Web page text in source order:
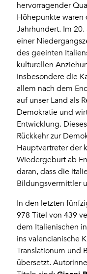
hervorragender
Höhepunkte waren
Jahrhundert. Im
einer
des geeinten
kulturellen
insbesondere die
allem nach dem
auf unser Land als
Demokratie und
Entwicklung.
Rückkehr zur
Hauptvertreter der
Wiedergeburt ab
daran, dass die
Bildungsvermittler
In den letzten
978 Titel von 439
dem Italienischen
ins valencianische
Translationum und
übersetzt.